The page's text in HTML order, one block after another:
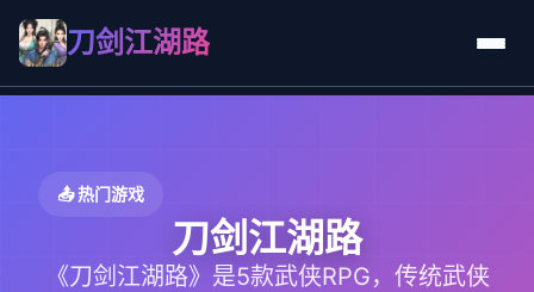
刀剑江湖路
📤 热门游戏
刀剑江湖路
《刀剑江湖路》是5款武侠RPG，传统武侠